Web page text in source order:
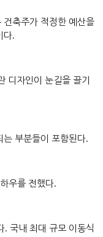
건축주가 적정한 예산을
다.
디자인이 눈길을 끌기
는 부분들이 포함된다.
우를 전했다.
. 국내 최대 규모 이동식